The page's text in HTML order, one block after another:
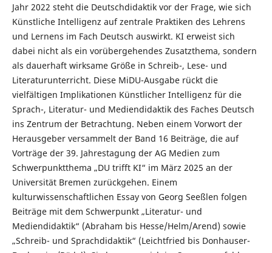
Jahr 2022 steht die Deutschdidaktik vor der Frage, wie sich
Künstliche Intelligenz auf zentrale Praktiken des Lehrens
und Lernens im Fach Deutsch auswirkt. KI erweist sich
dabei nicht als ein vorübergehendes Zusatzthema, sondern
als dauerhaft wirksame Größe in Schreib-, Lese- und
Literaturunterricht. Diese MiDU-Ausgabe rückt die
vielfältigen Implikationen Künstlicher Intelligenz für die
Sprach-, Literatur- und Mediendidaktik des Faches Deutsch
ins Zentrum der Betrachtung. Neben einem Vorwort der
Herausgeber versammelt der Band 16 Beiträge, die auf
Vorträge der 39. Jahrestagung der AG Medien zum
Schwerpunktthema „DU trifft KI“ im März 2025 an der
Universität Bremen zurückgehen. Einem
kulturwissenschaftlichen Essay von Georg Seeßlen folgen
Beiträge mit dem Schwerpunkt „Literatur- und
Mediendidaktik“ (Abraham bis Hesse/Helm/Arend) sowie
„Schreib- und Sprachdidaktik“ (Leichtfried bis Donhauser-